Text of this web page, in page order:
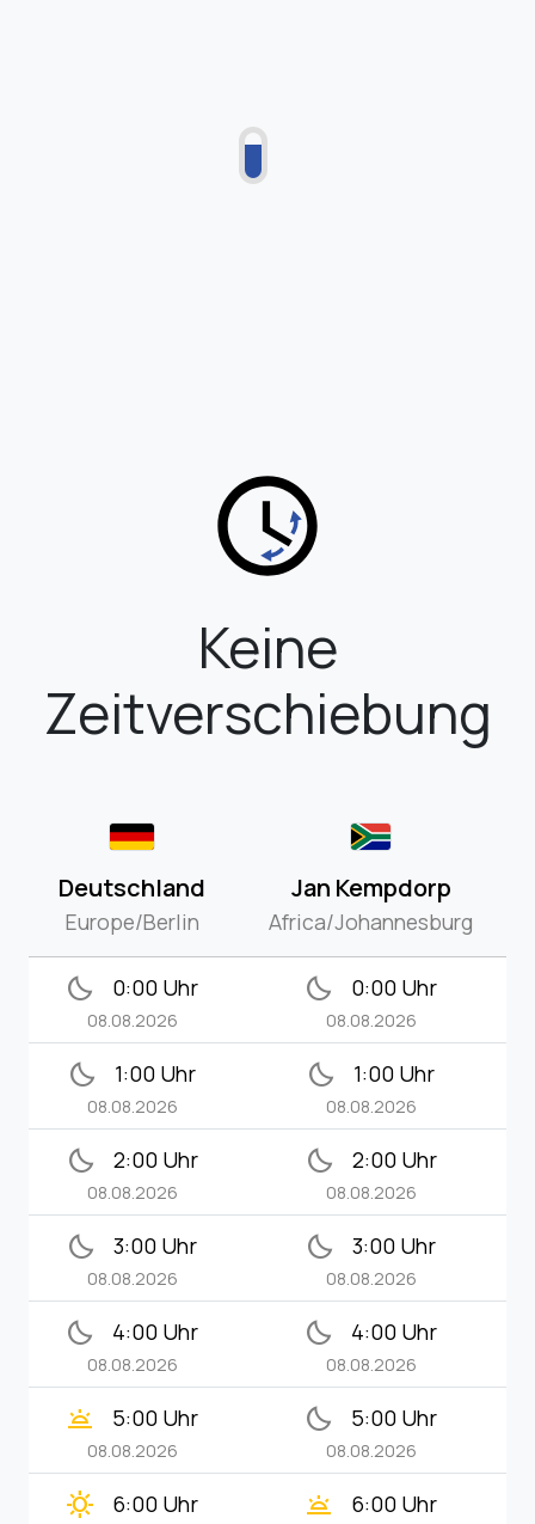
Keine
Zeitverschiebung
Deutschland
Europe/Berlin
Jan Kempdorp
Africa/Johannesburg
bedtime 0:00 Uhr
08.08.2026
bedtime 0:00 Uhr
08.08.2026
bedtime 1:00 Uhr
08.08.2026
bedtime 1:00 Uhr
08.08.2026
bedtime 2:00 Uhr
08.08.2026
bedtime 2:00 Uhr
08.08.2026
bedtime 3:00 Uhr
08.08.2026
bedtime 3:00 Uhr
08.08.2026
bedtime 4:00 Uhr
08.08.2026
bedtime 4:00 Uhr
08.08.2026
wb_twilight 5:00 Uhr
08.08.2026
bedtime 5:00 Uhr
08.08.2026
clear_day 6:00 Uhr wb_twilight 6:00 Uhr